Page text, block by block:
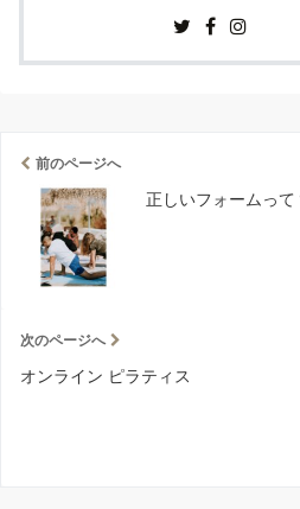
前のページへ
正しいフォームって
次のページへ
オンライン ピラティス